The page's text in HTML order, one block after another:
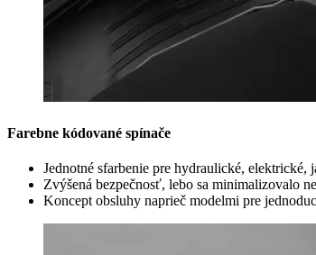
Farebne kódované spínače
Jednotné sfarbenie pre hydraulické, elektrické,
Zvýšená bezpečnosť, lebo sa minimalizovalo
Koncept obsluhy naprieč modelmi pre